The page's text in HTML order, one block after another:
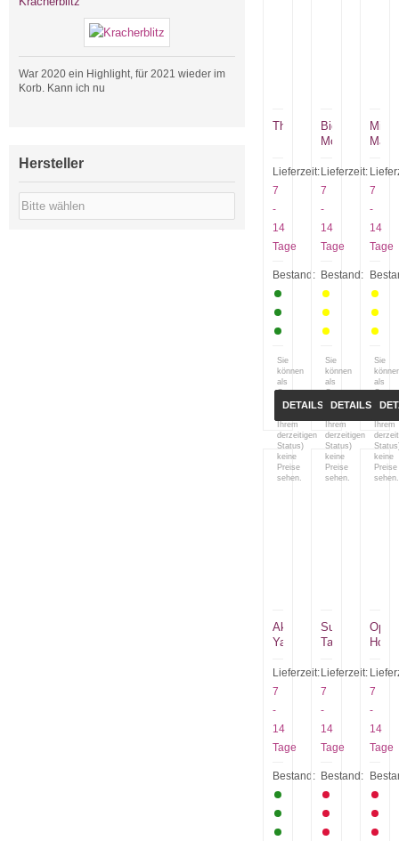
Thunderbirds
Lieferzeit:
7
-
14
Tage
Bestand:
Sie
können
als
Gast
(bzw.
Ihrem
derzeitigen
Status)
keine
Preise
sehen.
DETAILS
Biggest
Momma
Lieferzeit:
7
-
14
Tage
Bestand:
Sie
können
als
Gast
(bzw.
Ihrem
derzeitigen
Status)
keine
Preise
sehen.
DETAILS
7
-
14
Tage
Sie
als
Gast
(bzw.
Ihrem
keine
Preise
sehen.
Aka
Yamato
Lieferzeit:
7
-
14
Tage
Bestand:
Sutorobo
Taki
Lieferzeit:
7
-
14
Tage
Bestand:
7
-
14
Tage
War 2020 ein Highlight, für 2021 wieder im
Korb. Kann ich nu
Hersteller